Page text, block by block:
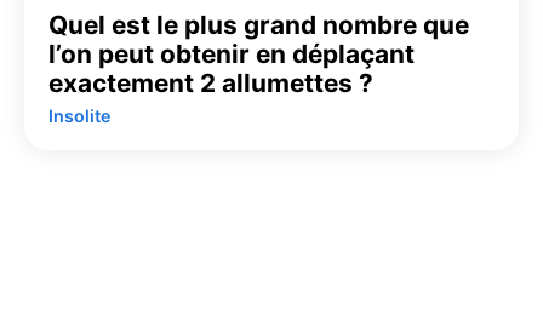
Quel est le plus grand nombre que
l’on peut obtenir en déplaçant
exactement 2 allumettes ?
Insolite